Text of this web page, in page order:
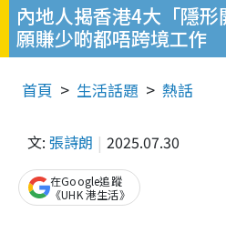
內地人揭香港4大「隱
願賺少啲都唔跨境工作
首頁 生活話題 熱話
文: 張詩朗 2025.07.30
在Google追蹤
《UHK 港生活》